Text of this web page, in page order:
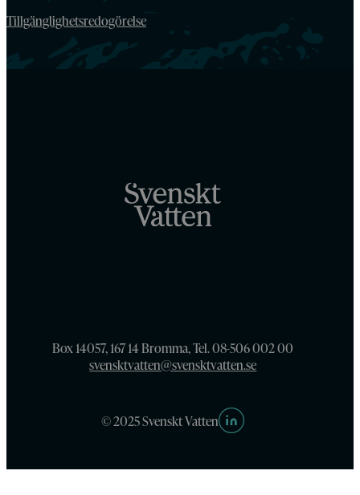
Tillgänglighetsredogörelse
Box 14057, 167 14 Bromma, Tel. 08-506 002 00
svensktvatten@svensktvatten.se
© 2025 Svenskt Vatten